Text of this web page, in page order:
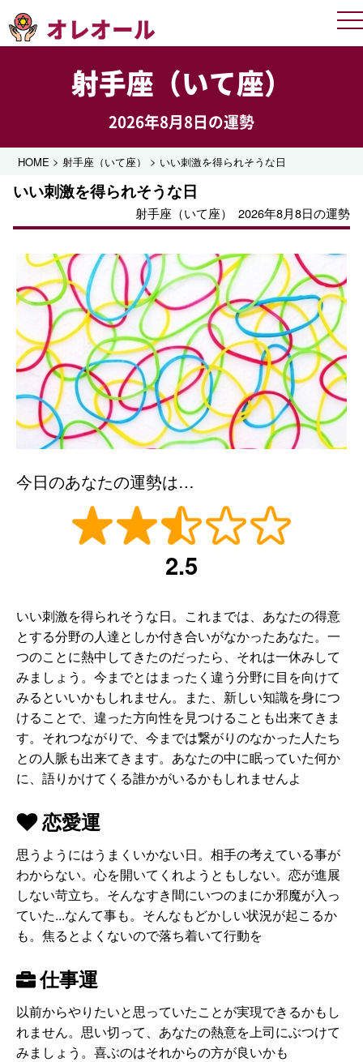
オレオール
射手座（いて座）
2026年8月8日の運勢
HOME >射手座（いて座） > いい刺激を得られそうな日
いい刺激を得られそうな日
射手座（いて座） 2026年8月8日の運勢
今日のあなたの運勢は…
2.5
いい刺激を得られそうな日。これまでは、あなたの得意
とする分野の人達としか付き合いがなかったあなた。一
つのことに熱中してきたのだったら、それは一休みして
みましょう。今までとはまったく違う分野に目を向けて
みるといいかもしれません。また、新しい知識を身につ
けることで、違った方向性を見つけることも出来てきま
す。それつながりで、今までは繋がりのなかった人たち
との人脈も出来てきます。あなたの中に眠っていた何か
に、語りかけてくる誰かがいるかもしれませんよ
恋愛運
思うようにはうまくいかない日。相手の考えている事が
わからない。心を開いてくれようともしない。恋が進展
しない苛立ち。そんなすき間にいつのまにか邪魔が入っ
ていた...なんて事も。そんなもどかしい状況が起こるか
も。焦るとよくないので落ち着いて行動を
仕事運
以前からやりたいと思っていたことが実現できるかもし
れません。思い切って、あなたの熱意を上司にぶつけて
みましょう。喜ぶのはそれからの方が良いかも